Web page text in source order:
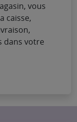
vous
caisse,
dans votre